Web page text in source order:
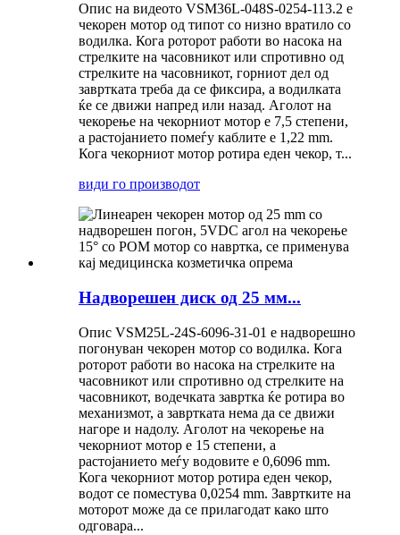
Опис на видеото VSM36L-048S-0254-113.2 е
чекорен мотор од типот со низно вратило со
водилка. Кога роторот работи во насока на
стрелките на часовникот или спротивно од
стрелките на часовникот, горниот дел од
завртката треба да се фиксира, а водилката
ќе се движи напред или назад. Аголот на
чекорење на чекорниот мотор е 7,5 степени,
а растојанието помеѓу каблите е 1,22 mm.
Кога чекорниот мотор ротира еден чекор, т...
види го производот
Надворешен диск од 25 мм...
Опис VSM25L-24S-6096-31-01 е надворешно
погонуван чекорен мотор со водилка. Кога
роторот работи во насока на стрелките на
часовникот или спротивно од стрелките на
часовникот, водечката завртка ќе ротира во
механизмот, а завртката нема да се движи
нагоре и надолу. Аголот на чекорење на
чекорниот мотор е 15 степени, а
растојанието меѓу водовите е 0,6096 mm.
Кога чекорниот мотор ротира еден чекор,
водот се поместува 0,0254 mm. Завртките на
моторот може да се прилагодат како што
одговара...